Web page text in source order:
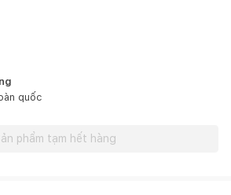
quốc
phẩm tạm hết hàng